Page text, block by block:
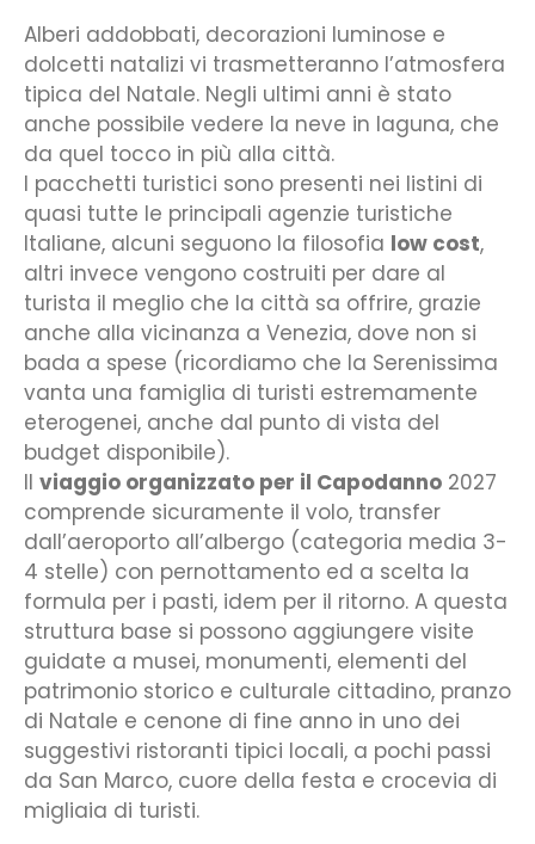
Alberi addobbati, decorazioni luminose e
dolcetti natalizi vi trasmetteranno l’atmosfera
tipica del Natale. Negli ultimi anni è stato
anche possibile vedere la neve in laguna, che
da quel tocco in più alla città.
I pacchetti turistici sono presenti nei listini di
quasi tutte le principali agenzie turistiche
Italiane, alcuni seguono la filosofia low cost,
altri invece vengono costruiti per dare al
turista il meglio che la città sa offrire, grazie
anche alla vicinanza a Venezia, dove non si
bada a spese (ricordiamo che la Serenissima
vanta una famiglia di turisti estremamente
eterogenei, anche dal punto di vista del
budget disponibile).
Il viaggio organizzato per il Capodanno 2027
comprende sicuramente il volo, transfer
dall’aeroporto all’albergo (categoria media 3-
4 stelle) con pernottamento ed a scelta la
formula per i pasti, idem per il ritorno. A questa
struttura base si possono aggiungere visite
guidate a musei, monumenti, elementi del
patrimonio storico e culturale cittadino, pranzo
di Natale e cenone di fine anno in uno dei
suggestivi ristoranti tipici locali, a pochi passi
da San Marco, cuore della festa e crocevia di
migliaia di turisti.